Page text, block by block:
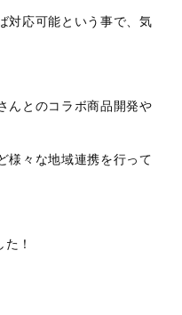
対応可能という事で、気
んとのコラボ商品開発や
様々な地域連携を行って
！